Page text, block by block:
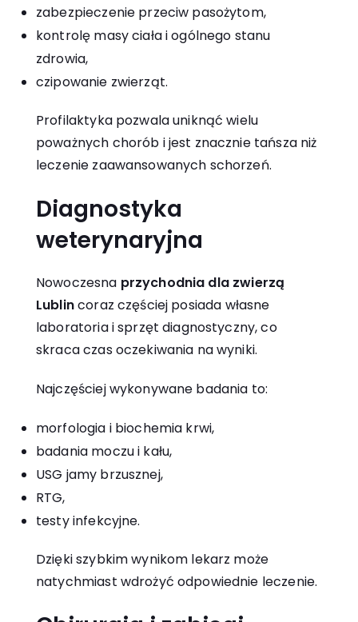
zabezpieczenie przeciw pasożytom,
kontrolę masy ciała i ogólnego stanu
zdrowia,
czipowanie zwierząt.
Profilaktyka pozwala uniknąć wielu
poważnych chorób i jest znacznie tańsza niż
leczenie zaawansowanych schorzeń.
Diagnostyka
weterynaryjna
Nowoczesna przychodnia dla zwierzą
Lublincoraz częściej posiada własne
laboratoria i sprzęt diagnostyczny, co
skraca czas oczekiwania na wyniki.
Najczęściej wykonywane badania to:
morfologia i biochemia krwi,
badania moczu i kału,
USG jamy brzusznej,
RTG,
testy infekcyjne.
Dzięki szybkim wynikom lekarz może
natychmiast wdrożyć odpowiednie leczenie.